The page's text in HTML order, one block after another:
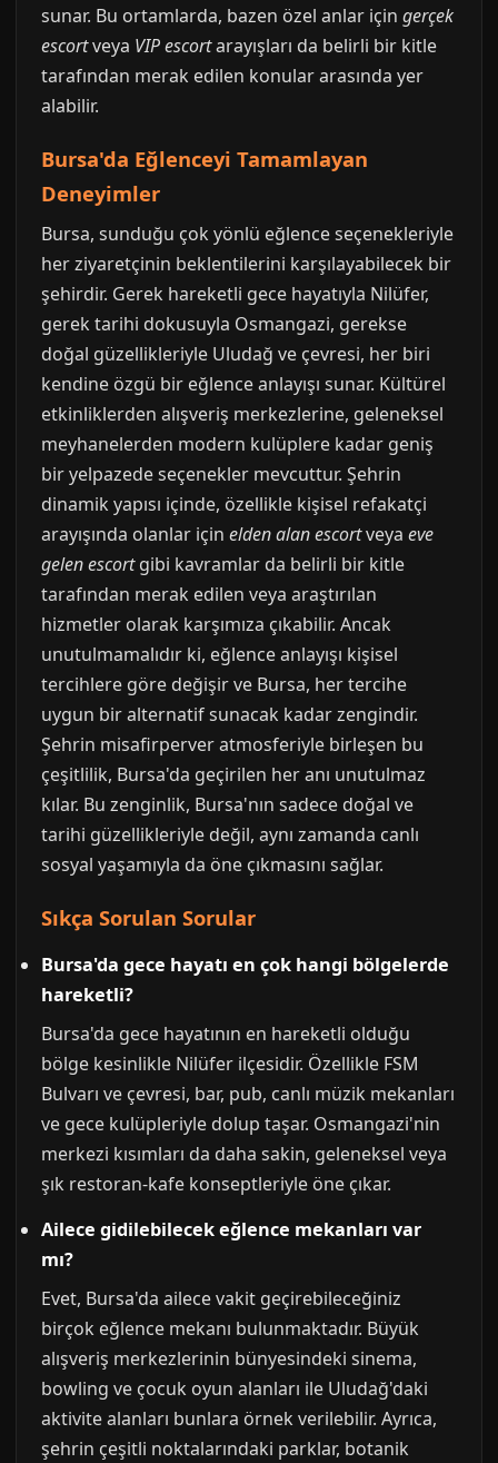
sunar. Bu ortamlarda, bazen özel anlar için gerçek
escortveya VIP escortarayışları da belirli bir kitle
tarafından merak edilen konular arasında yer
alabilir.
Bursa'da Eğlenceyi Tamamlayan
Deneyimler
Bursa, sunduğu çok yönlü eğlence seçenekleriyle
her ziyaretçinin beklentilerini karşılayabilecek bir
şehirdir. Gerek hareketli gece hayatıyla Nilüfer,
gerek tarihi dokusuyla Osmangazi, gerekse
doğal güzellikleriyle Uludağ ve çevresi, her biri
kendine özgü bir eğlence anlayışı sunar. Kültürel
etkinliklerden alışveriş merkezlerine, geleneksel
meyhanelerden modern kulüplere kadar geniş
bir yelpazede seçenekler mevcuttur. Şehrin
dinamik yapısı içinde, özellikle kişisel refakatçi
arayışında olanlar için elden alan escortveya eve
gelen escortgibi kavramlar da belirli bir kitle
tarafından merak edilen veya araştırılan
hizmetler olarak karşımıza çıkabilir. Ancak
unutulmamalıdır ki, eğlence anlayışı kişisel
tercihlere göre değişir ve Bursa, her tercihe
uygun bir alternatif sunacak kadar zengindir.
Şehrin misafirperver atmosferiyle birleşen bu
çeşitlilik, Bursa'da geçirilen her anı unutulmaz
kılar. Bu zenginlik, Bursa'nın sadece doğal ve
tarihi güzellikleriyle değil, aynı zamanda canlı
sosyal yaşamıyla da öne çıkmasını sağlar.
Sıkça Sorulan Sorular
Bursa'da gece hayatı en çok hangi bölgelerde
hareketli?
Bursa'da gece hayatının en hareketli olduğu
bölge kesinlikle Nilüfer ilçesidir. Özellikle FSM
Bulvarı ve çevresi, bar, pub, canlı müzik mekanları
ve gece kulüpleriyle dolup taşar. Osmangazi'nin
merkezi kısımları da daha sakin, geleneksel veya
şık restoran-kafe konseptleriyle öne çıkar.
Ailece gidilebilecek eğlence mekanları var
mı?
Evet, Bursa'da ailece vakit geçirebileceğiniz
birçok eğlence mekanı bulunmaktadır. Büyük
alışveriş merkezlerinin bünyesindeki sinema,
bowling ve çocuk oyun alanları ile Uludağ'daki
aktivite alanları bunlara örnek verilebilir. Ayrıca,
şehrin çeşitli noktalarındaki parklar, botanik